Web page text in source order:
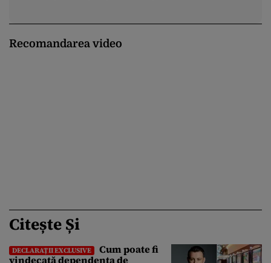
Recomandarea video
Citește Și
DECLARAȚII EXCLUSIVE
Cum poate fi
vindecată dependența de